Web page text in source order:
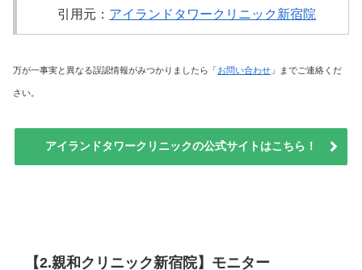
引用元： アイランドタワークリニック新宿院
万が一事実と異なる誤認情報がみつかりましたら「お問い合わせ 」までご連絡くだ
さい。
アイランドタワークリニックの公式サイトはこちら！
【2.親和クリニック新宿院】モニター